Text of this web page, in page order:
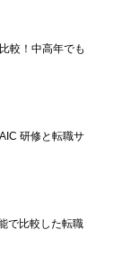
較！中高年でも
研修と転職サ
で比較した転職